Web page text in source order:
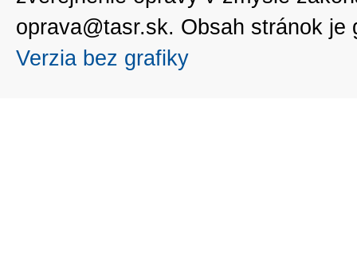
oprava@tasr.sk. Obsah stránok
Verzia bez grafiky